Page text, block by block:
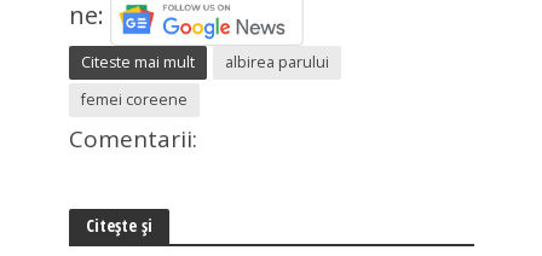
ne:
Citeste mai mult
albirea parului
femei coreene
Comentarii:
Citește și